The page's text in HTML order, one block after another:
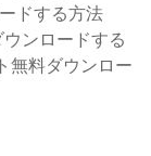
ドする方法
ンロードする
無料ダウンロー